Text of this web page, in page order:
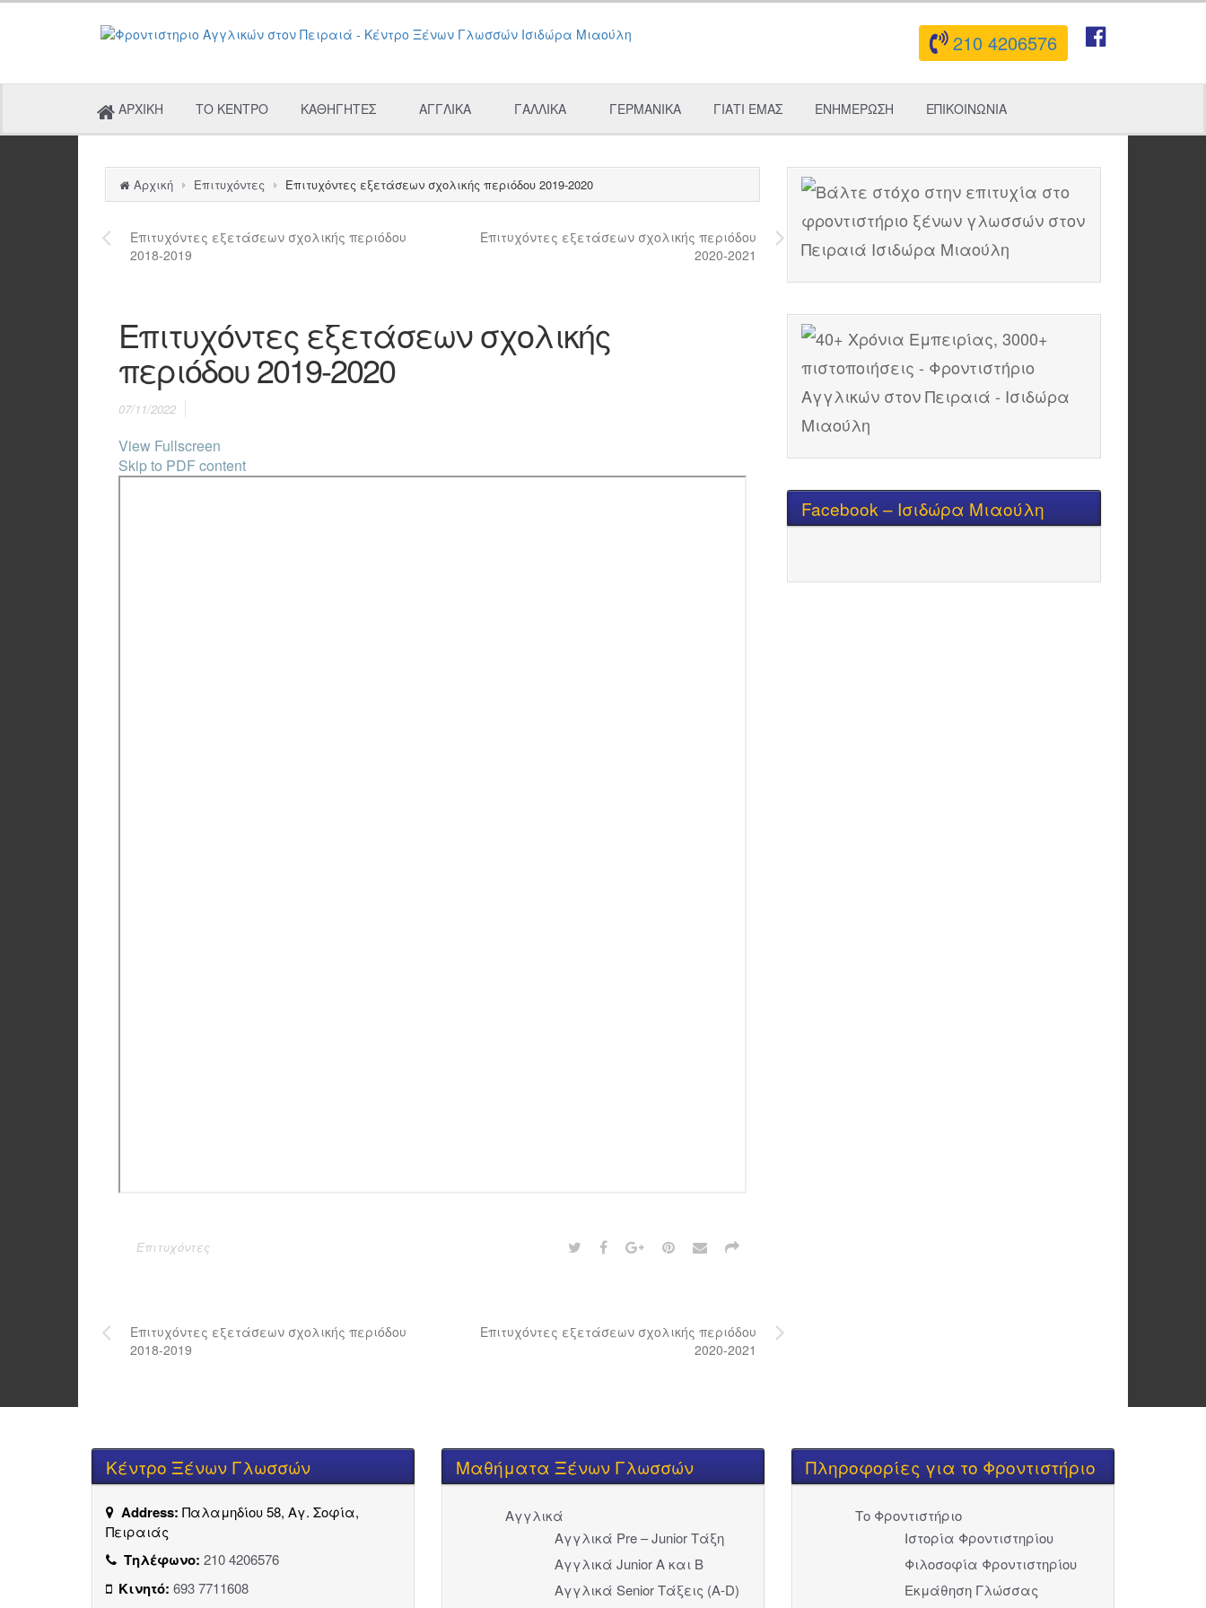
210 4206576
ΑΡΧΙΚΗ ΤΟ ΚΕΝΤΡΟ ΚΑΘΗΓΗΤΕΣ ΑΓΓΛΙΚΑ ΓΑΛΛΙΚΑ ΓΕΡΜΑΝΙΚΑ ΓΙΑΤΙ ΕΜΑΣ ΕΝΗΜΕΡΩΣΗ ΕΠΙΚΟΙΝΩΝΙΑ
Αρχική Επιτυχόντες Επιτυχόντες εξετάσεων σχολικής περιόδου 2019-2020
Επιτυχόντες εξετάσεων σχολικής περιόδου
2018-2019
Επιτυχόντες εξετάσεων σχολικής περιόδου
2020-2021
Επιτυχόντες εξετάσεων σχολικής
περιόδου 2019-2020
07/11/2022
View Fullscreen
Skip to PDF content
Επιτυχόντες
Επιτυχόντες εξετάσεων σχολικής περιόδου
2018-2019
Επιτυχόντες εξετάσεων σχολικής περιόδου
2020-2021
Facebook – Ισιδώρα Μιαούλη
Κέντρο Ξένων Γλωσσών
Address: Παλαμηδίου 58, Αγ. Σοφία,
Πειραιάς
Τηλέφωνο: 210 4206576
Κινητό: 693 7711608
Μαθήματα Ξένων Γλωσσών
Αγγλικά
Αγγλικά Pre – Junior Τάξη
Αγγλικά Junior A και Β
Αγγλικά Senior Τάξεις (Α-D)
Πληροφορίες για το Φροντιστήριο
Το Φροντιστήριο
Ιστορία Φροντιστηρίου
Φιλοσοφία Φροντιστηρίου
Εκμάθηση Γλώσσας